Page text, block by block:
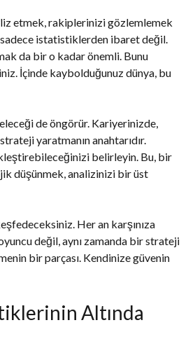
etmek, rakiplerinizi gözlemlemek
istatistiklerden ibaret değil.
da bir o kadar önemli. Bunu
İçinde kaybolduğunuz dünya, bu
de öngörür. Kariyerinizde,
yaratmanın anahtarıdır.
belirleyin. Bu, bir
düşünmek, analizinizi bir üst
Her an karşınıza
değil, aynı zamanda bir strateji
bir parçası. Kendinize güvenin
Altında